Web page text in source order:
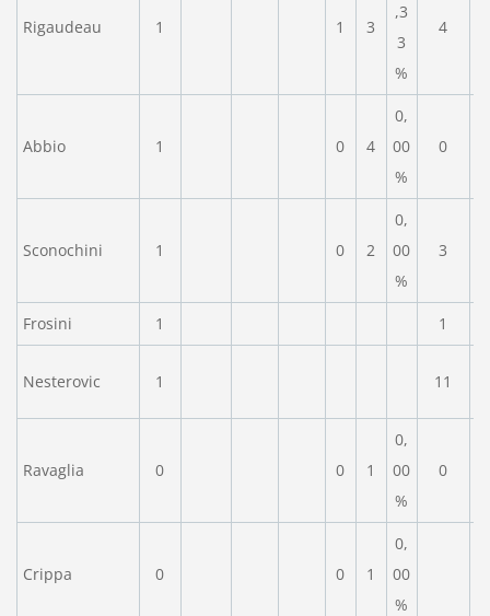
Rigaudeau 1 1 3
,3
3
%
4
Abbio 1 0 4
0,
00
%
0
Sconochini 1 0 2
0,
00
%
3
Frosini 1 1
Nesterovic 1 11
Ravaglia 0 0 1
0,
00
%
0
Crippa 0 0 1
0,
00
%